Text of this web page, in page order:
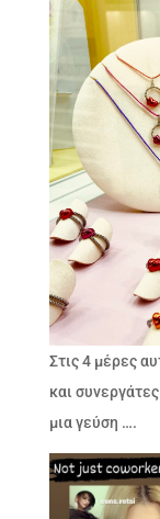
Στις 4 μέρες
και
μια γεύση ….